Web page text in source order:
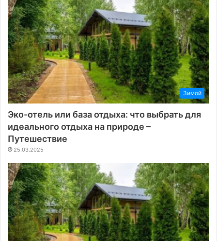
Зимой
Эко-отель или база отдыха: что выбрать для
идеального отдыха на природе –
Путешествие
25.03.2025